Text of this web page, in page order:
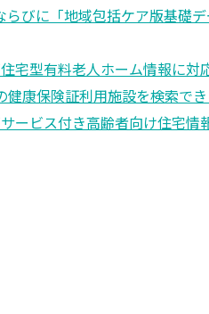
らびに「地域包括ケア版基礎
宅型有料老人ホーム情報に対
健康保険証利用施設を検索で
ービス付き高齢者向け住宅情